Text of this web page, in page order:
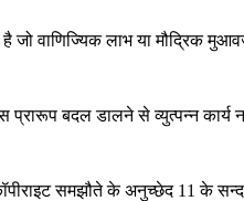
है जो वाणिज्यिक लाभ या मौद्रिक
बदल डालने से व्युत्पन्न कार्य
समझौते के अनुच्छेद 11 के सन्दर्भ